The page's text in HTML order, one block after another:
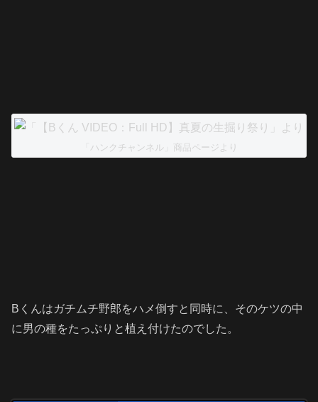
「ハンクチャンネル」商品ページより
Bくんはガチムチ野郎をハメ倒すと同時に、そのケツの中
に男の種をたっぷりと植え付けたのでした。